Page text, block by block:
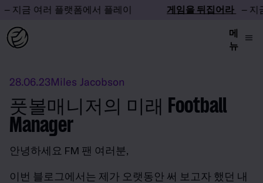
여러 플랫폼에서 플레이 게임을 뒤집어라 – 지금 여
메
뉴
28.06.23Miles Jacobson
풋볼매니저의 미래 Football
Manager
안녕하세요 FM 팬 여러분,
이번 블로그에서는 제가 오랫동안 써 보고자 했던 내